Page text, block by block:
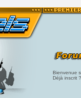
Bienvenue
Déjà inscrit